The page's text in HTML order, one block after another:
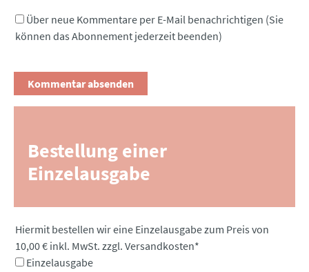
Über neue Kommentare per E-Mail benachrichtigen (Sie
können das Abonnement jederzeit beenden)
Bestellung einer
Einzelausgabe
Pflichtfeld
Hiermit bestellen wir eine Einzelausgabe zum Preis von
10,00 € inkl. MwSt. zzgl. Versandkosten*
Einzelausgabe